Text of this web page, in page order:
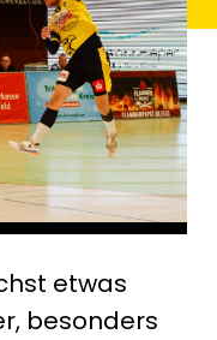
etwas
besonders